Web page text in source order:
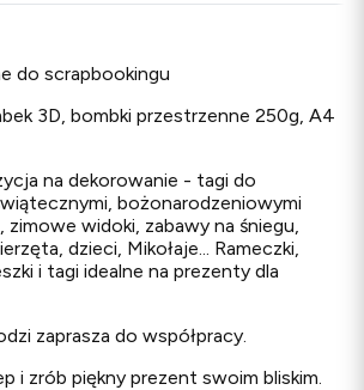
do scrapbookingu
3D, bombki przestrzenne 250g, A4
na dekorowanie - tagi do
bożonarodzeniowymi
zimowe widoki, zabawy na śniegu,
dzieci, Mikołaje... Rameczki,
i tagi idealne na prezenty dla
zaprasza do współpracy.
i zrób piękny prezent swoim bliskim.